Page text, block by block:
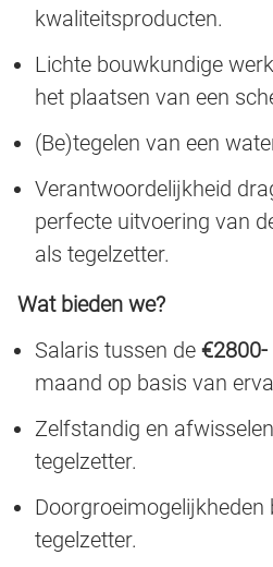
kwaliteitsproducten.
Lichte bouwkundige
het plaatsen van een
(Be)tegelen van een
Verantwoordelijkheid
perfecte uitvoering van
als tegelzetter.
Wat bieden we?
Salaris tussen de €2800-
maand op basis van
Zelfstandig en
tegelzetter.
Doorgroeimogelijkheden
tegelzetter.